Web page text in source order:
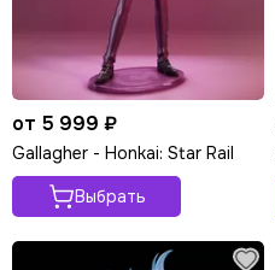
от 5 999 ₽
Gallagher - Honkai: Star Rail
Выбрать